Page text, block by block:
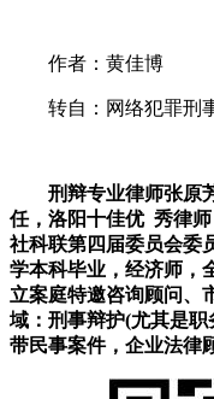
作者：黄佳博
转自：网络犯罪刑
刑辩专业律师张原
任，洛阳十佳优 秀律
社科联第四届委员会委
学本科毕业，经济师，
立案庭特邀咨询顾问、
域：刑事辩护(尤其是
带民事案件，企业法律